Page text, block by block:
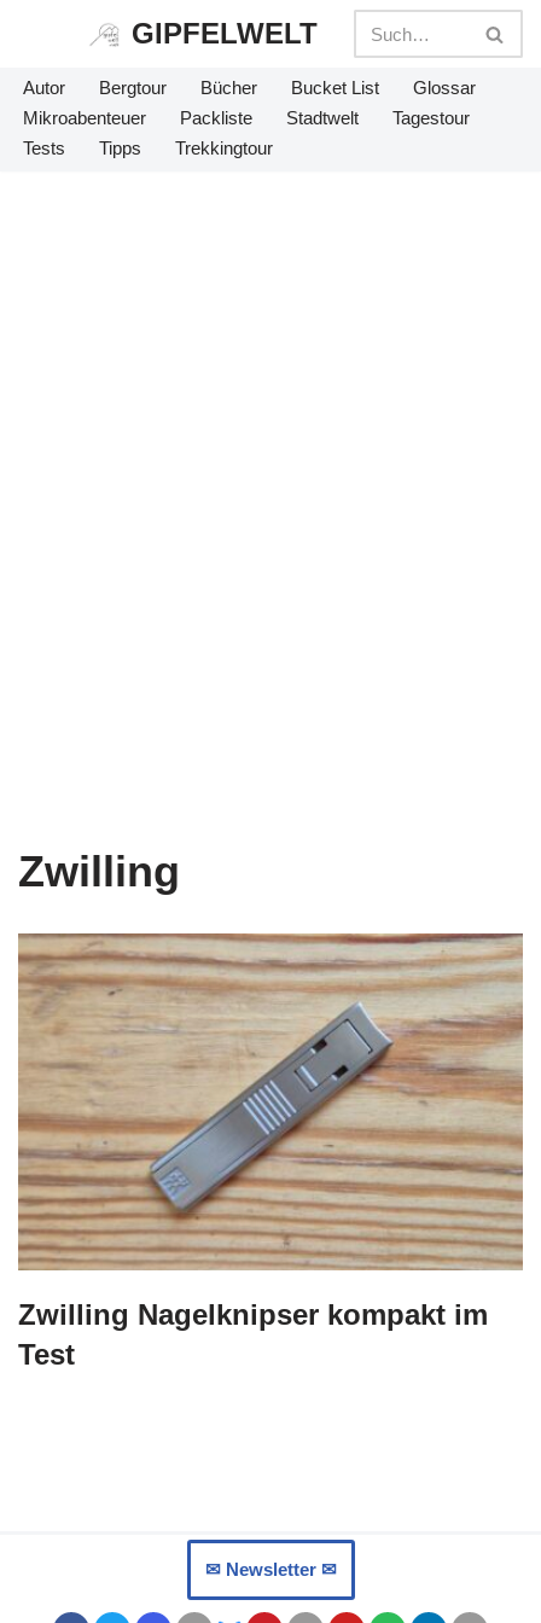
Inhalt
springen
GIPFELWELT
Autor Bergtour Bücher Bucket List
Glossar
Mikroabenteuer
Packliste Stadtwelt
Tagestour
Tests
Tipps Trekkingtour
Zwilling
Zwilling Nagelknipser kompakt im
Test
✉︎ Newsletter ✉︎